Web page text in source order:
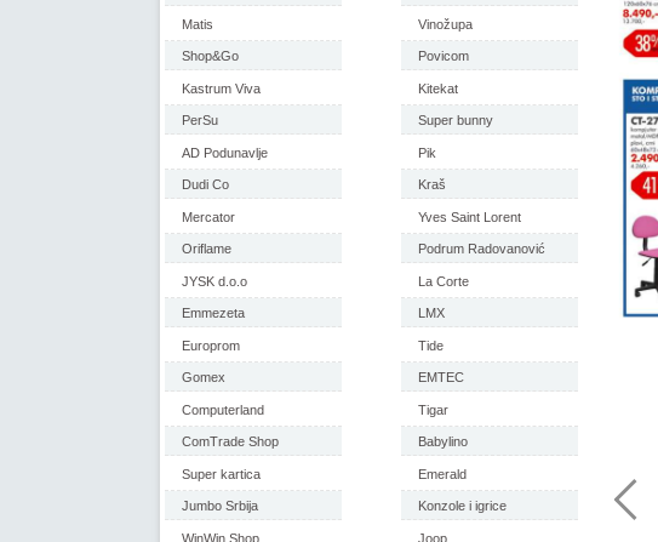
Matis
Shop&Go
Kastrum Viva
PerSu
AD Podunavlje
Dudi Co
Mercator
Oriflame
JYSK d.o.o
Emmezeta
Europrom
Gomex
Computerland
ComTrade Shop
Super kartica
Jumbo Srbija
WinWin Shop
Vinožupa
Povicom
Kitekat
Super bunny
Pik
Kraš
Yves Saint Lorent
Podrum Radovanović
La Corte
LMX
Tide
EMTEC
Tigar
Babylino
Emerald
Konzole i igrice
Joop